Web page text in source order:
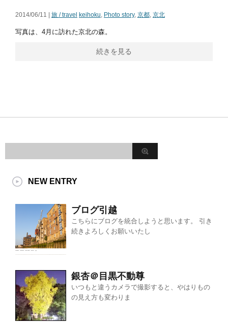
2014/06/11 | 旅 / travel keihoku, Photo story, 京都, 京北
写真は、4月に訪れた京北の森。
続きを見る
NEW ENTRY
ブログ引越
こちらにブログを統合しようと思います。 引き
続きよろしくお願いいたし
銀杏＠目黒不動尊
いつもと違うカメラで撮影すると、やはりもの
の見え方も変わりま